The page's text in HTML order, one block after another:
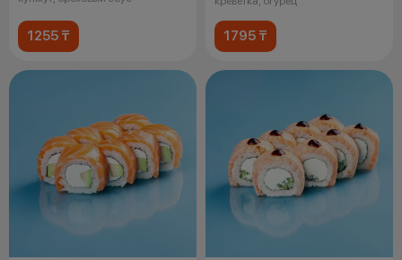
1255 ₸ 1795 ₸